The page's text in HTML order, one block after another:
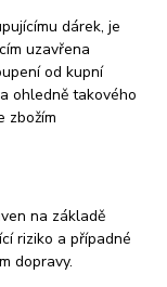
dárek, je
uzavřena
od kupní
ohledně takového
zbožím
na základě
riziko a případné
dopravy.